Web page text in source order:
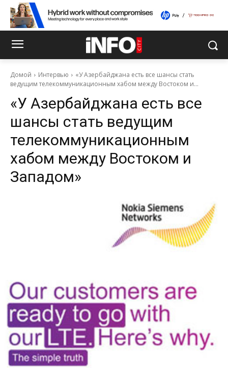
Домой Интервью
«У Азербайджана есть все шансы стать
ведущим телекоммуникационным хабом между Востоком и...
«У Азербайджана есть все
шансы стать ведущим
телекоммуникационным
хабом между Востоком и
Западом»